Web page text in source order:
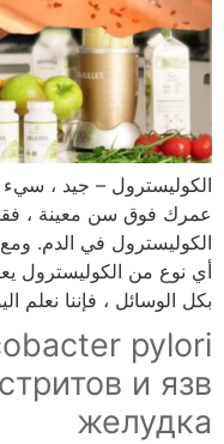
الكوليسترول – جيد ،
عمرك فوق سن معينة ،
الكوليسترول في الدم.
أي نوع من الكوليسترول
بكل الوسائل ، فإننا نعلم
pylori
и язв
желудка